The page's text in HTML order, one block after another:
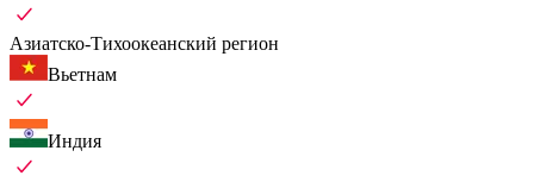
Азиатско-Тихоокеанский регион
Вьетнам
Индия